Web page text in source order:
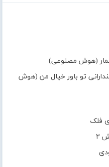
(هوش مصنوعی)
تو باور خیال من (هوش
فلک
۲